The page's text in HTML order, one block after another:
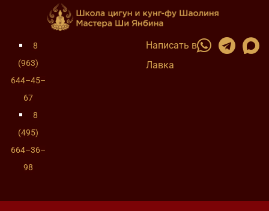
8
(963)
644–45–
67
8
(495)
664–36–
98
Написать в
Лавка